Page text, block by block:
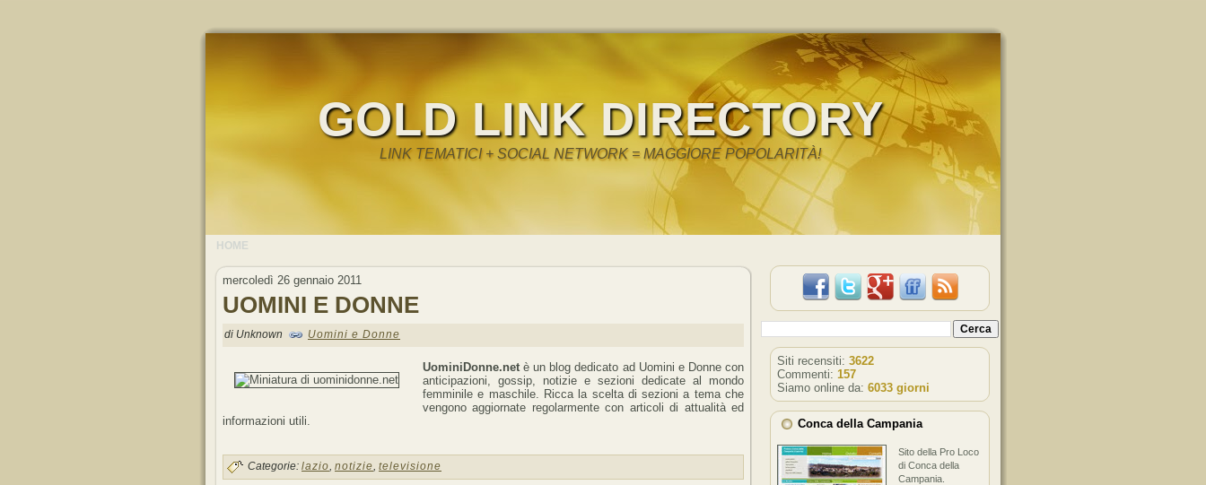
GOLD LINK DIRECTORY
LINK TEMATICI + SOCIAL NETWORK = MAGGIORE POPOLARITÀ!
HOME
mercoledì 26 gennaio 2011
UOMINI E DONNE
di Unknown Uomini e Donne
UominiDonne.netè un blog dedicato ad Uomini e Donne con
anticipazioni, gossip, notizie e sezioni dedicate al mondo
femminile e maschile. Ricca la scelta di sezioni a tema che
vengono aggiornate regolarmente con articoli di attualità ed
informazioni utili.
Categorie: lazio, notizie, televisione
Siti recensiti: 3622
Commenti: 157
Siamo online da: 6033 giorni
Conca della Campania
Sito della Pro Loco
di Conca della
Campania.